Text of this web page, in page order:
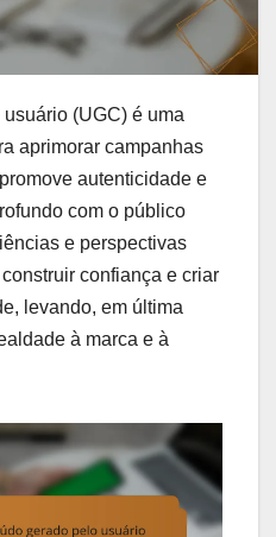
(UGC) é uma
aprimorar campanhas
autenticidade e
com o público
e perspectivas
confiança e criar
levando, em última
à marca e à